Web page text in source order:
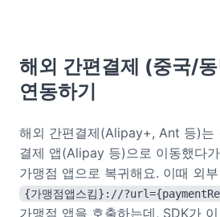
해외 간편결제 (중국/
연동하기
해외 간편결제(Alipay+, Ant 등)는
결제 앱(Alipay 등)으로 이동했다
가맹점 앱으로 복귀해요. 이때 외
{가맹점앱스킴}://
가맹점 앱을 호출하는데, SDK가